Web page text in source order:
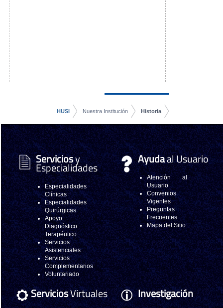
HUSI Nuestra Institución Historia
Serviciosy
Especialidades
Especialidades
Clínicas
Especialidades
Quirúrgicas
Apoyo
Diagnóstico
Terapéutico
Servicios
Asistenciales
Servicios
Complementarios
Voluntariado
Ayudaal Usuario
Atención al
Usuario
Convenios
Vigentes
Preguntas
Frecuentes
Mapa del Sitio
ServiciosVirtuales Investigación